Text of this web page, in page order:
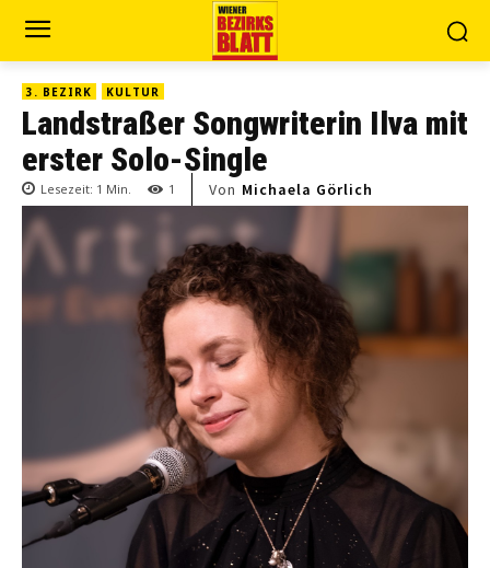
3. BEZIRK KULTUR
Landstraßer Songwriterin Ilva mit
erster Solo-Single
Lesezeit: 1 Min. 1 Von Michaela Görlich